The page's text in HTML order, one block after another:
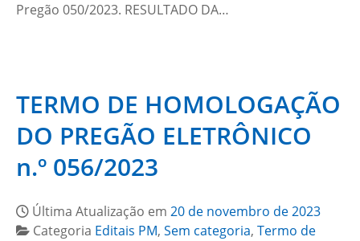
Pregão 050/2023. RESULTADO DA…
TERMO DE HOMOLOGAÇÃO
DO PREGÃO ELETRÔNICO
n.º 056/2023
Última Atualização em 20 de novembro de 2023
Categoria Editais PM, Sem categoria, Termo de